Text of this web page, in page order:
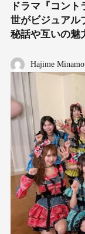
ドラマ『コン
世がビジュアル
秘話や互いの魅
Hajime